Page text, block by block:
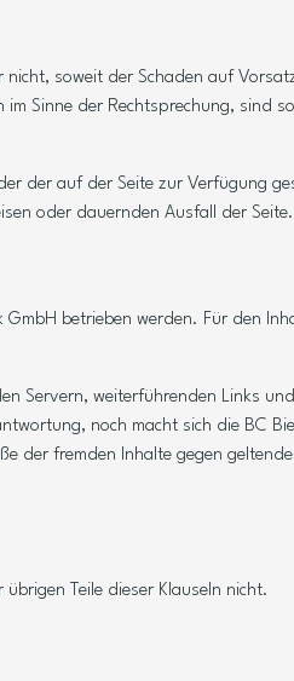
soweit der Schaden auf
Sinne der Rechtsprechung, sind
der auf der Seite zur Verfügung
oder dauernden Ausfall der Seite.
betrieben werden. Für den
Servern, weiterführenden Links
noch macht sich die BC
der fremden Inhalte gegen
Teile dieser Klauseln nicht.